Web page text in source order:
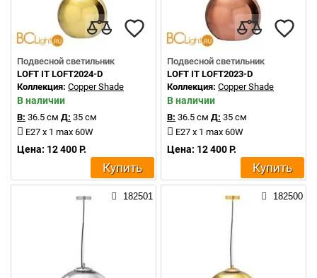
Подвесной светильник
LOFT IT LOFT2024-D
Коллекция: Copper Shade
В наличии
В: 36.5 см Д: 35 см
E27 x 1 max 60W
Цена: 12 400 Р.
Купить
Подвесной светильник
LOFT IT LOFT2023-D
Коллекция: Copper Shade
В наличии
В: 36.5 см Д: 35 см
E27 x 1 max 60W
Цена: 12 400 Р.
Купить
182501 182500